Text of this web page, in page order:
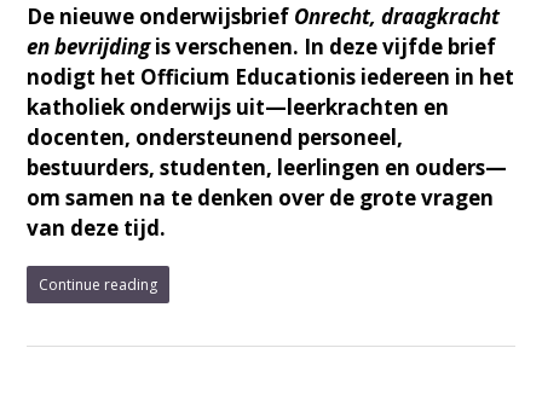
De nieuwe onderwijsbrief Onrecht, draagkracht
en bevrijdingis verschenen. In deze vijfde brief
nodigt het Officium Educationis iedereen in het
katholiek onderwijs uit—leerkrachten en
docenten, ondersteunend personeel,
bestuurders, studenten, leerlingen en ouders—
om samen na te denken over de grote vragen
van deze tijd.
Continue reading